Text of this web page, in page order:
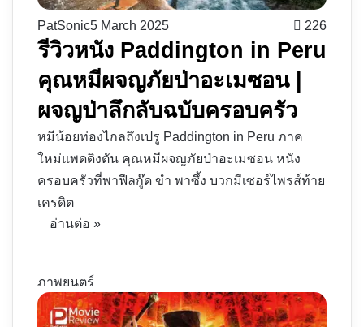
PatSonic5 March 2025 226
รีวิวหนัง Paddington in Peru
คุณหมีผจญภัยป่าอะเมซอน |
ผจญป่าลึกลับฉบับครอบครัว
หมีน้อยท่องไกลถึงเปรู Paddington in Peru ภาค
ใหม่แพดดิงตัน คุณหมีผจญภัยป่าอะเมซอน หนัง
ครอบครัวที่พาฟีลกู๊ด ขำ พาซึ้ง บวกมีเซอร์ไพรส์ท้าย
เครดิต
อ่านต่อ »
ภาพยนตร์